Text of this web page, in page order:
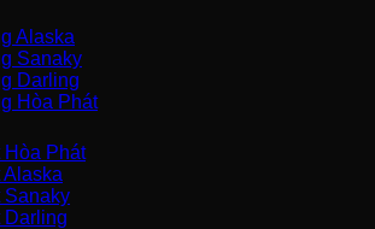
Alaska
Sanaky
Darling
Hòa Phát
Hòa Phát
Alaska
Sanaky
Darling